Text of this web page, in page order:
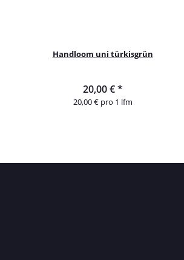
Handloom uni türkisgrün
20,00 €*
20,00 € pro 1 lfm